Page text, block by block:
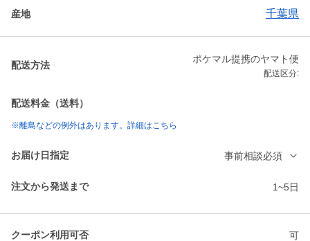
産地 千葉県
配送方法
ポケマル提携のヤマト便
配送区分:
配送料金（送料）
※離島などの例外はあります。詳細はこちら
お届け日指定 事前相談必須
注文から発送まで 1~5日
クーポン利用可否 可